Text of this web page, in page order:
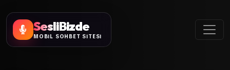
SesliBizde
MOBİL SOHBET SİTESİ